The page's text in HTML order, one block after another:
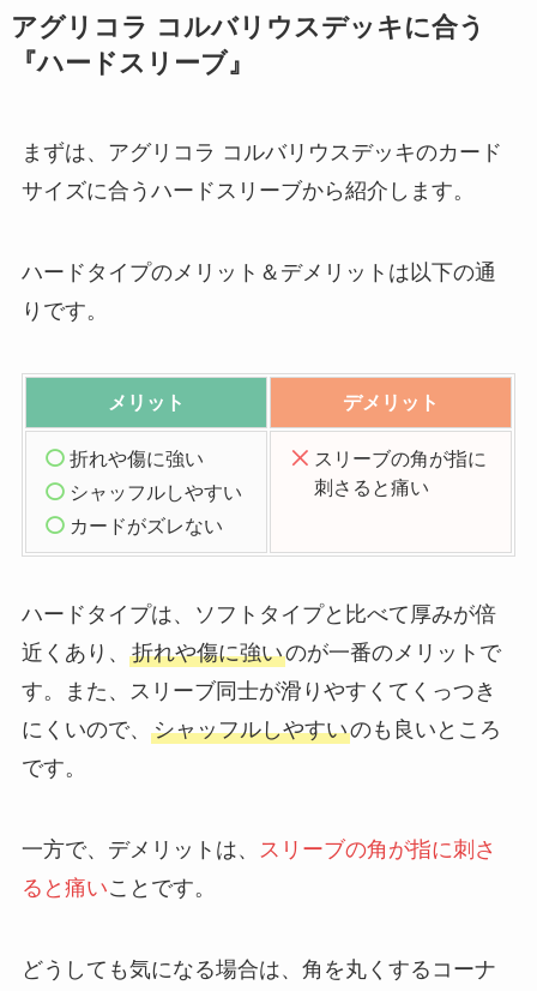
アグリコラ コルバリウスデッキに合う
『ハードスリーブ』
まずは、アグリコラ コルバリウスデッキのカード
サイズに合うハードスリーブから紹介します。
ハードタイプのメリット＆デメリットは以下の通
りです。
メリット デメリット
折れや傷に強い
シャッフルしやすい
カードがズレない
スリーブの角が指に
刺さると痛い
ハードタイプは、ソフトタイプと比べて厚みが倍
近くあり、 折れや傷に強いのが一番のメリットで
す。また、スリーブ同士が滑りやすくてくっつき
にくいので、 シャッフルしやすいのも良いところ
です。
一方で、デメリットは、
スリーブの角が指に刺さ
ると痛いことです。
どうしても気になる場合は、角を丸くするコーナ